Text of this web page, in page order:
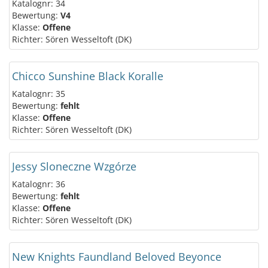
Katalognr: 34
Bewertung: V4
Klasse: Offene
Richter: Sören Wesseltoft (DK)
Chicco Sunshine Black Koralle
Katalognr: 35
Bewertung: fehlt
Klasse: Offene
Richter: Sören Wesseltoft (DK)
Jessy Sloneczne Wzgórze
Katalognr: 36
Bewertung: fehlt
Klasse: Offene
Richter: Sören Wesseltoft (DK)
New Knights Faundland Beloved Beyonce